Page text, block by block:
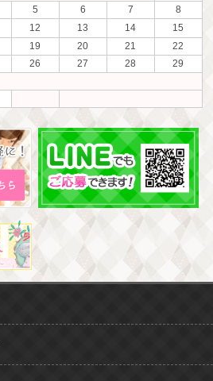
5 6 7
8
12 13 14
15
19 20 21
22
26 27 28
29